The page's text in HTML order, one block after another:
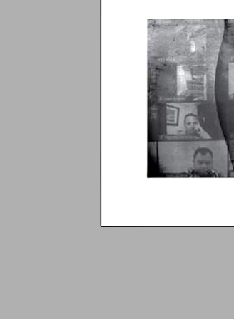
Marcel Dupertuis Adelson
Mentions LégalesBoutique